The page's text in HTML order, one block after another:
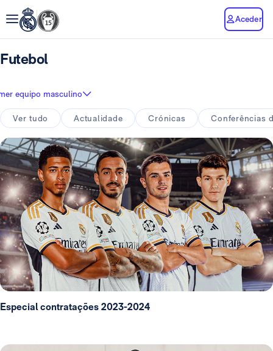
Aceder
Futebol
equipo masculino
Ver tudo Actualidade Crónicas Conferências
Especial contratações 2023-2024